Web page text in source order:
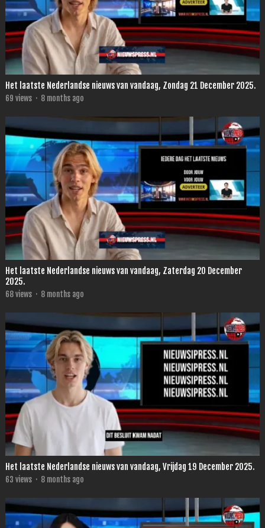
Het laatste Nederlandse nieuws van vandaag, Zondag 21 December 2025.
69 views · 8 months ago
Het laatste Nederlandse nieuws van vandaag, Zaterdag 20 December
2025.
68views · 8 months ago
Het laatste Nederlandse nieuws van vandaag, Vrijdag 19 December 2025.
63 views · 8 months ago